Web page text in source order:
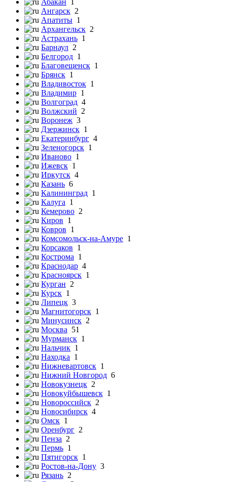
Абакан 1
Ангарск 2
Апатиты 1
Архангельск 2
Астрахань 1
Барнаул 2
Белгород 1
Благовещенск 1
Брянск 1
Владивосток 1
Владимир 1
Волгоград 4
Волжский 2
Воронеж 3
Дзержинск 1
Екатеринбург 4
Зеленогорск 1
Иваново 1
Ижевск 1
Иркутск 4
Казань 6
Калининград 1
Калуга 1
Кемерово 2
Киров 1
Ковров 1
Комсомольск-на-Амуре 1
Корсаков 1
Кострома 1
Краснодар 4
Красноярск 1
Курган 2
Курск 1
Липецк 3
Магнитогорск 1
Минусинск 2
Москва 51
Мурманск 1
Нальчик 1
Находка 1
Нижневартовск 1
Нижний Новгород 6
Новокузнецк 2
Новокуйбышевск 1
Новороссийск 2
Новосибирск 4
Омск 1
Оренбург 2
Пенза 2
Пермь 1
Пятигорск 1
Ростов-на-Дону 3
Рязань 2